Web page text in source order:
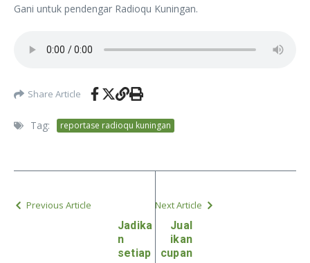
Gani untuk pendengar Radioqu Kuningan.
Share Article
Tag: reportase radioqu kuningan
Previous Article
Jadika
n
setiap
Next Article
Jual
ikan
cupan